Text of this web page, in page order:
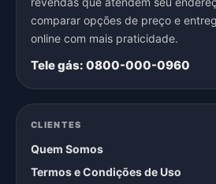
comparar opções de preço e
online com mais praticidade.
Tele gás: 0800-000-0960
CLIENTES
Quem Somos
Termos e Condições de Uso